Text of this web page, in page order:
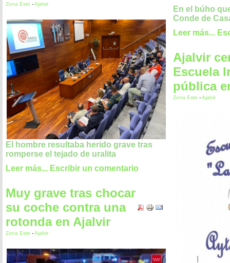
Zona Este -Ajalvir
El hombre resultaba herido grave tras
romperse el tejado de uralita
Leer más... Escribir un comentario
Muy grave tras chocar
su coche contra una
rotonda en Ajalvir
Zona Este -Ajalvir
En el búho
Conde de
Leer más...
Ajalvir
Escuela
pública
Zona Este -Ajalvir